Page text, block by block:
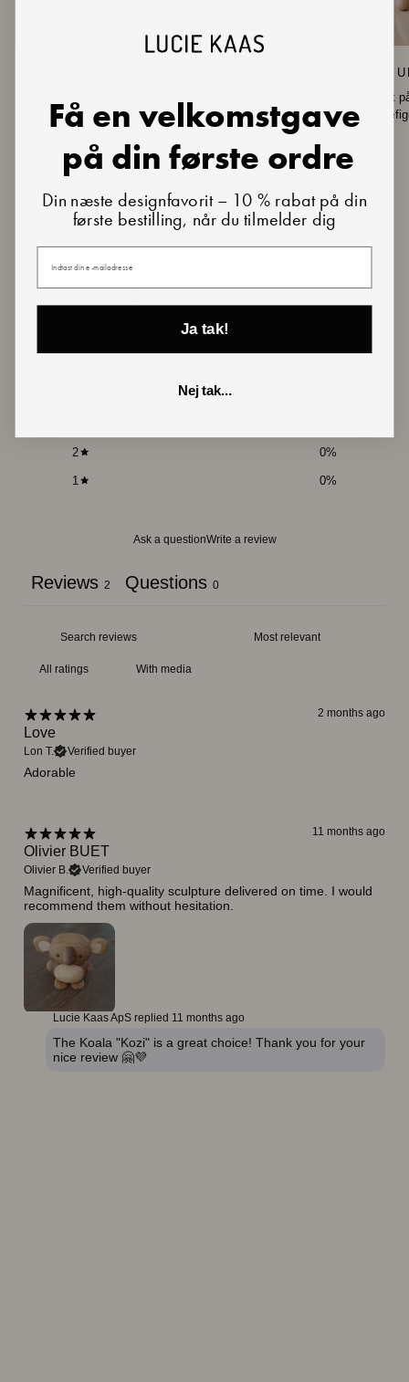
design og nye fortolkninger af skandinaviske klassikere.
Pas godt
disse
5 / 5
2 0%
1 0%
Ask a questionWrite a review
Reviews 2 Questions 0
With media
2 months ago
Love
Lon T. Verified buyer
Adorable
11 months ago
Olivier BUET
Olivier B. Verified buyer
Magnificent, high-quality sculpture delivered on time. I would
recommend them without hesitation.
Lucie Kaas ApS replied 11 months ago
The Koala "Kozi" is a great choice! Thank you for your
nice review 🤗💜
Få en velkomstgave
på din første ordre
Din næste designfavorit – 10 % rabat på din
første bestilling, når du tilmelder dig
Din e-mail
Ja tak!
Nej tak...